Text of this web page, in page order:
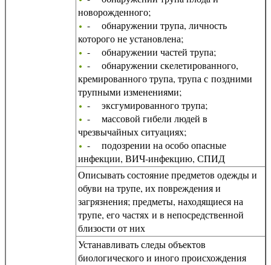
новорожденного;
- обнаружении трупа, личность
которого не установлена;
- обнаружении частей трупа;
- обнаружении скелетированного,
кремированного трупа, трупа с поздними
трупными изменениями;
- эксгумированного трупа;
- массовой гибели людей в
чрезвычайных ситуациях;
- подозрении на особо опасные
инфекции, ВИЧ-инфекцию, СПИД
Описывать состояние предметов одежды и
обуви на трупе, их повреждения и
загрязнения; предметы, находящиеся на
трупе, его частях и в непосредственной
близости от них
Устанавливать следы объектов
биологического и иного происхождения